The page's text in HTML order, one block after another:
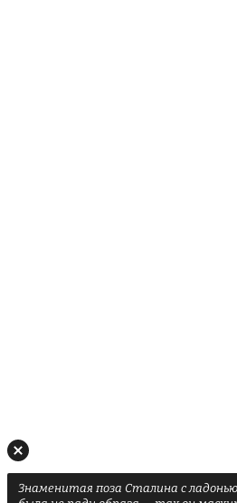
Знаменитая поза Сталина с ладонью